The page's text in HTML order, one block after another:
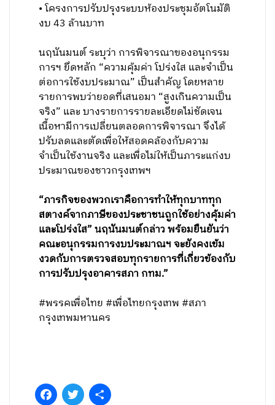
• โครงการปรับปรุงระบบห้องประชุมอัตโนมัติ
งบ 43 ล้านบาท
นฤนันมนต์ ระบุว่า การพิจารณาของอนุกรรม
การฯ ยึดหลัก “ความคุ้มค่า โปร่งใส และจำเป็น
ต่อการใช้งบประมาณ” เป็นสำคัญ โดยหลาย
รายการพบว่ายอดที่เสนอมา “สูงเกินความเป็น
จริง” และ บางรายการรายละเอียดไม่ชัดเจน
เนื้อหามีการเปลี่ยนตลอดการพิจารณา จึงได้
ปรับลดและตัดเพื่อให้สอดคล้องกับความ
จำเป็นใช้งานจริง และเพื่อไม่ให้เป็นภาระแก่งบ
ประมาณของชาวกรุงเทพฯ
“ภารกิจของพวกเราคือการทำให้ทุกบาททุก
สตางค์จากภาษีของประชาชนถูกใช้อย่างคุ้มค่า
และโปร่งใส” นฤนันมนต์กล่าว พร้อมยืนยันว่า
คณะอนุกรรมการงบประมาณฯ จะยังคงเข้ม
งวดกับการตรวจสอบทุกรายการที่เกี่ยวข้องกับ
การปรับปรุงอาคารสภา กทม.”
#พรรคเพื่อไทย #เพื่อไทยกรุงเทพ #สภา
กรุงเทพมหานคร
FacebookTwitter